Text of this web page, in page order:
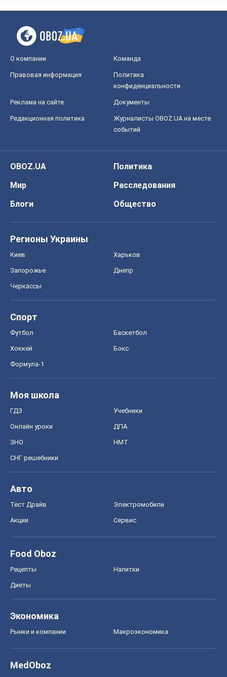
О компании Команда
Правовая информация
Политика
конфиденциальности
Реклама на сайте Документы
Редакционная политика
Журналисты OBOZ.UA на месте
событий
OBOZ.UA
Политика
Мир
Расследования
Блоги
Общество
Регионы Украины
Киев Харьков
Запорожье Днепр
Черкассы
Спорт
Футбол Баскетбол
Хоккей Бокс
Формула-1
Моя школа
ГДЗ Учебники
Онлайн уроки ДПА
ЗНО НМТ
СНГ решебники
Авто
Тест Драйв Электромобили
Акции Сервис
Food Oboz
Рецепты Напитки
Диеты
Экономика
Рынки и компании Mакроэкономика
MedOboz